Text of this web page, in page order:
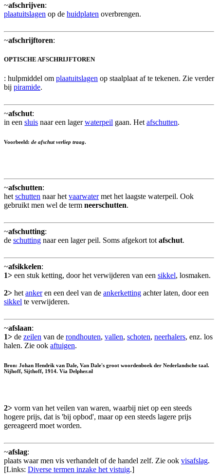
~afschrijven:
plaatuitslagen op de huidplaten overbrengen.
~afschrijftoren:
OPTISCHE AFSCHRIJFTOREN
: hulpmiddel om plaatuitslagen op staalplaat af te tekenen. Zie verder
bij piramide.
~afschut:
in een sluis naar een lagerwaterpeil gaan. Het afschutten.
Voorbeeld: de afschut verliep traag.
~afschutten:
het schutten naar het vaarwatermet het laagste waterpeil. Ook
gebruikt men wel de term neerschutten.
~afschutting:
de schutting naar een lager peil. Soms afgekort tot afschut.
~afsikkelen:
1> een stuk ketting, door het verwijderen van een sikkel, losmaken.
2> het ankeren een deel van de ankerketting achter laten, door een
sikkel te verwijderen.
~afslaan:
1> de zeilen van de rondhouten, vallen, schoten, neerhalers, enz. los
halen. Zie ook aftuigen.
Bron: Johan Hendrik van Dale, Van Dale's groot woordenboek der Nederlandsche taal.
Nijhoff, Sijthoff, 1914. Via Delpher.nl
2> vorm van het veilen van waren, waarbij niet op een steeds
hogere prijs, dat is 'bij opbod', maar op een steeds lagere prijs
gereageerd moet worden.
~afslag:
plaats waar men vis verhandelt of de handel zelf. Zie ook visafslag.
[Links: Diverse termen inzake het vistuig.]